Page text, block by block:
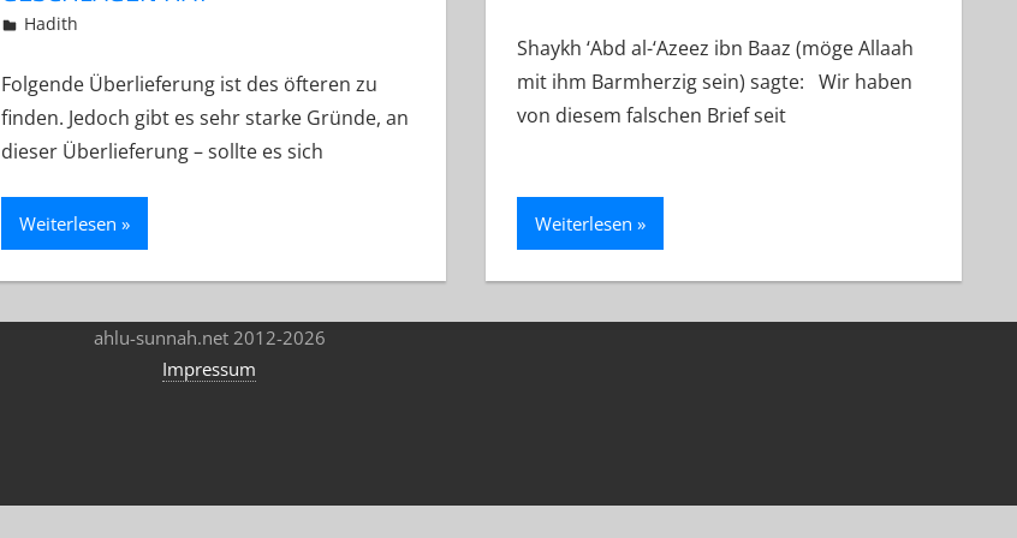
12. Januar 2013
Abu Yakin Al-Athari
Hadith
Folgende Überlieferung ist des öfteren zu
finden. Jedoch gibt es sehr starke Gründe, an
dieser Überlieferung – sollte es sich
Weiterlesen
Shaykh ‘Abd al-‘Azeez ibn Baaz (möge Allaah
mit ihm Barmherzig sein) sagte: Wir haben
von diesem falschen Brief seit
Weiterlesen
ahlu-sunnah.net 2012-2026
Impressum